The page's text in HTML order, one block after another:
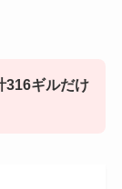
316ギルだけ